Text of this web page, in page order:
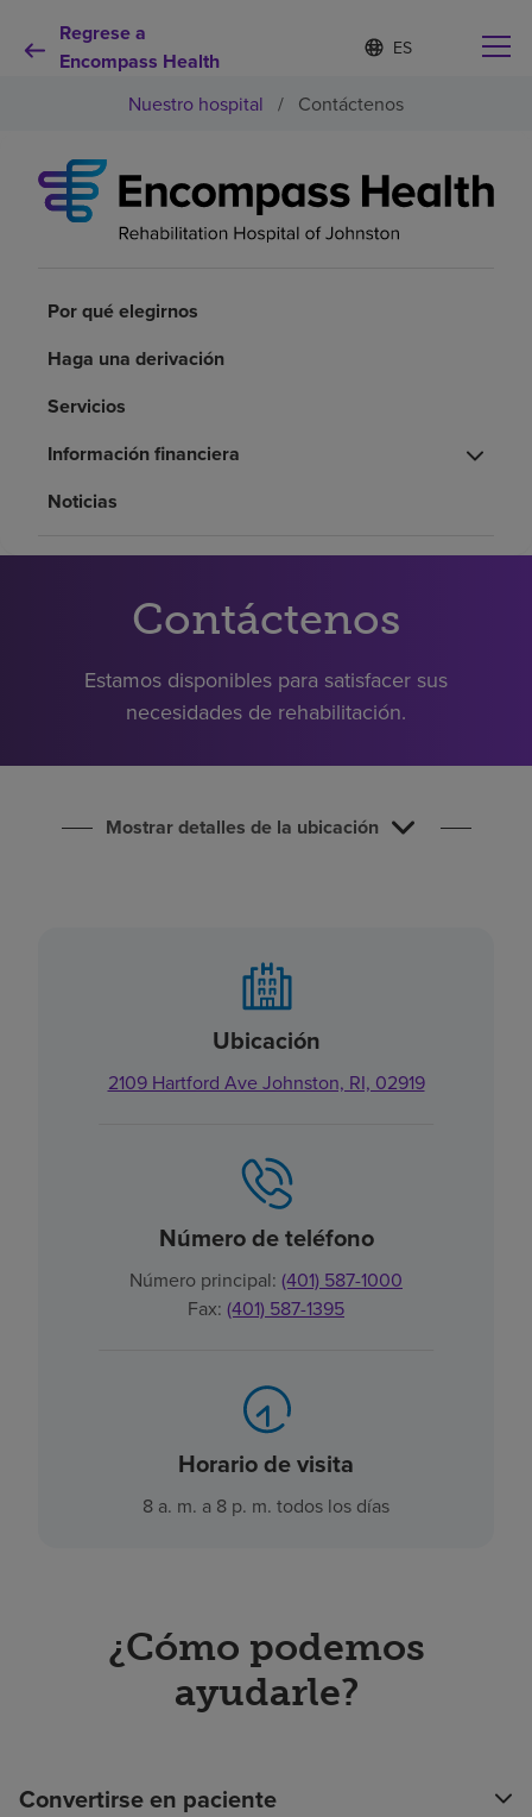
Regrese a
Encompass Health
Lista
de
contraída
d
o
s
e
e
Por qué debe elegirnos
Recursos de salud
Pagar mi factura
Nuestro hospital / Contáctenos
Por qué elegirnos
Haga una derivación
Servicios
Información financiera
Noticias
Contáctenos
Estamos disponibles para satisfacer sus
necesidades de rehabilitación.
Mostrar detalles de la ubicación
Ubicación
2109 Hartford Ave Johnston, RI, 02919
Número de teléfono
Número principal: (401) 587-1000
Fax: (401) 587-1395
Horario de visita
8 a. m. a 8 p. m. todos los días
¿Cómo podemos
ayudarle?
Convertirse en paciente